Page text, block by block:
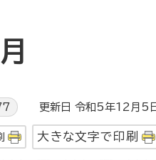
更新日 令和5年12月5
大きな文字で印刷